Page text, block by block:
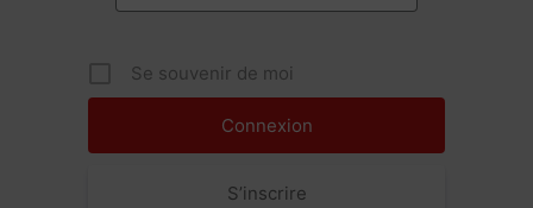
Se souvenir de moi
S’inscrire